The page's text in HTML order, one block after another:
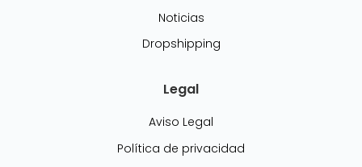
Noticias
Dropshipping
Legal
Aviso Legal
Política de privacidad